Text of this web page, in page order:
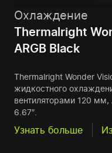
Охлаждение
Thermalright
ARGB Black
Thermalright Wonder
жидкостного
вентиляторами 120 мм,
6.67″.
Узнать больше